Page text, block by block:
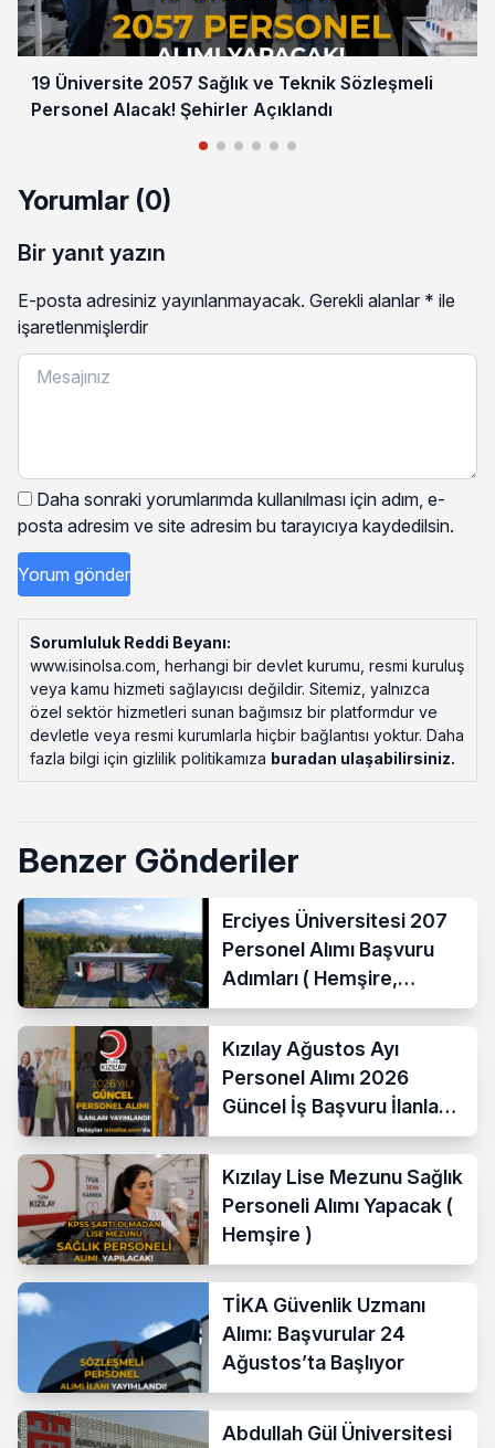
19 Üniversite 2057 Sağlık ve Teknik Sözleşmeli
Personel Alacak! Şehirler Açıklandı
Yorumlar (0)
Bir yanıt yazın
E-posta adresiniz yayınlanmayacak. Gerekli alanlar * ile
işaretlenmişlerdir
Daha sonraki yorumlarımda kullanılması için adım, e-
posta adresim ve site adresim bu tarayıcıya kaydedilsin.
Sorumluluk Reddi Beyanı:
www.isinolsa.com, herhangi bir devlet kurumu, resmi kuruluş
veya kamu hizmeti sağlayıcısı değildir. Sitemiz, yalnızca
özel sektör hizmetleri sunan bağımsız bir platformdur ve
devletle veya resmi kurumlarla hiçbir bağlantısı yoktur. Daha
fazla bilgi için gizlilik politikamıza buradan ulaşabilirsiniz.
Benzer Gönderiler
Erciyes Üniversitesi 207
Personel Alımı Başvuru
Adımları ( Hemşire,
Temizlik Personeli )
Kızılay Ağustos Ayı
Personel Alımı 2026
Güncel İş Başvuru İlanları
Yayımladı!
Kızılay Lise Mezunu Sağlık
Personeli Alımı Yapacak (
Hemşire )
TİKA Güvenlik Uzmanı
Alımı: Başvurular 24
Ağustos’ta Başlıyor
Abdullah Gül Üniversitesi